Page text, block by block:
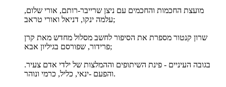
מועצת החכמות והחכמים עם ניצן שרייבר-רותם, אורי שלום,
עלמה ינקו, דניאל ואורי טראב;
שרון קנטור מספרת את הסיפור לחשב מסלול מחדש מאת קרן
פרידור, שפורסם בגיליון אבא;
בגובה העיניים - פינת השיתופים וההמלצות של ילדי אדם צעיר.
והפעם -ינאי, כליל, כרמי ונוהר.